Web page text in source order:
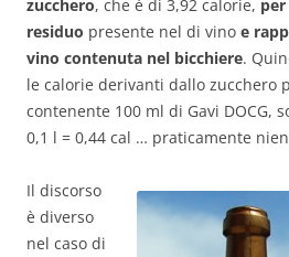
zucchero, che è di 3,92 calorie,
residuo presente nel di vino e
vino contenuta nel bicchiere.
le calorie derivanti dallo zucchero
contenente 100 ml di Gavi DOCG,
0,1 l = 0,44 cal … praticamente
Il discorso
è diverso
nel caso di